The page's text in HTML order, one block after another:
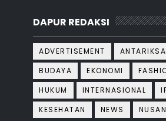
DAPUR REDAKSI
ADVERTISEMENT ANTARIKSA
BUDAYA
EKONOMI
HUKUM
INTERNASIONAL
KESEHATAN
NEWS